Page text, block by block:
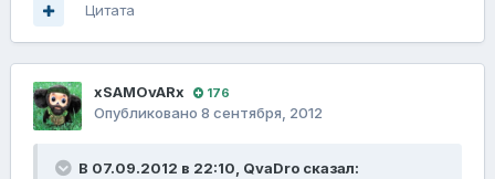
Цитата
xSAMOvARx 176
Опубликовано 8 сентября, 2012
В 07.09.2012 в 22:10, QvaDro сказал: